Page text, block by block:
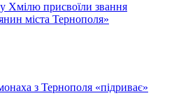
Хмілю присвоїли звання
міста Тернополя»
з Тернополя «підриває»